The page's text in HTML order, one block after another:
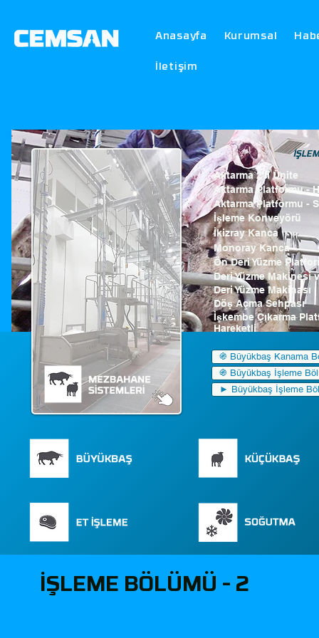
Anasayfa Kurumsal
İletişim
İŞLEME BÖLÜMÜ - 2
Aktarma 2'li Ünite
Aktarma Platformu -
Aktarma Platformu -
İşleme Konveyörü
İkizray Kanca
Monoray Kanca
Ön Deri Yüzme
Deri Yüzme Makinesi
Deri Yüzme Makinası
Döş Açma Sehpası
İşkembe Çıkarma
Hareketli
֍ Büyükbaş Kanama
֍ Büyükbaş İşleme
► Büyükbaş İşleme